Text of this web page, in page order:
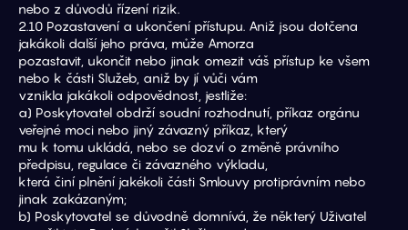
nebo z důvodů řízení rizik.
2.10 Pozastavení a ukončení přístupu. Aniž jsou dotčena
jakákoli další jeho práva, může Amorza
pozastavit, ukončit nebo jinak omezit váš přístup ke všem
nebo k části Služeb, aniž by jí vůči vám
vznikla jakákoli odpovědnost, jestliže:
a) Poskytovatel obdrží soudní rozhodnutí, příkaz orgánu
veřejné moci nebo jiný závazný příkaz, který
mu k tomu ukládá, nebo se dozví o změně právního
předpisu, regulace či závazného výkladu,
která činí plnění jakékoli části Smlouvy protiprávním nebo
jinak zakázaným;
b) Poskytovatel se důvodně domnívá, že některý Uživatel